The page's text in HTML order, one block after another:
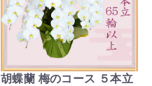
胡蝶蘭 梅のコース ５本立